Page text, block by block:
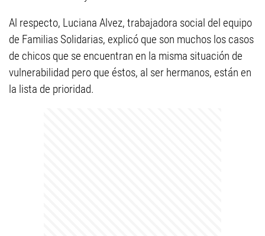
Al respecto, Luciana Alvez, trabajadora social del equipo
de Familias Solidarias, explicó que son muchos los casos
de chicos que se encuentran en la misma situación de
vulnerabilidad pero que éstos, al ser hermanos, están en
la lista de prioridad.